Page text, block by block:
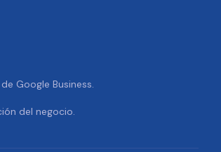
Google Business.
del negocio.